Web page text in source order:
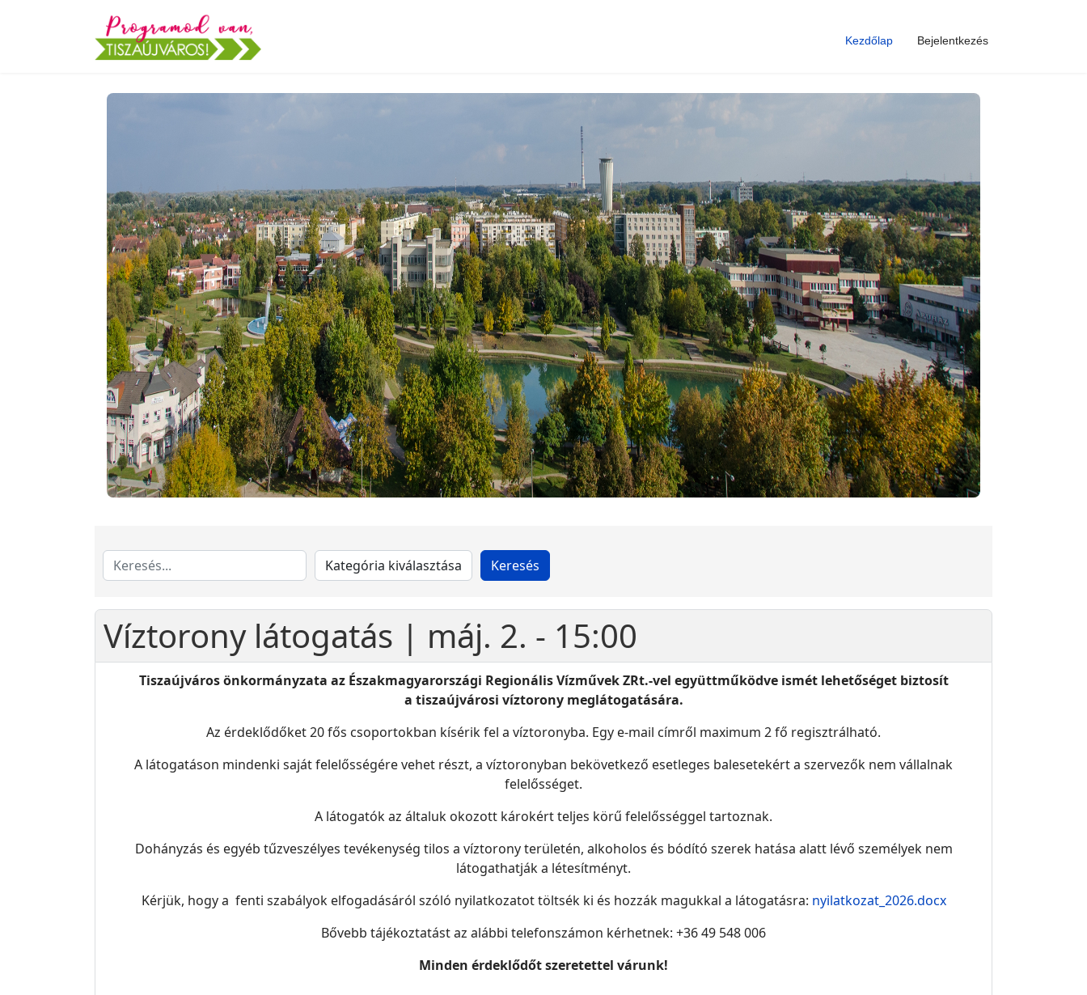
Kezdőlap Bejelentkezés
Víztorony látogatás | máj. 2. - 15:00
Tiszaújváros önkormányzata az Északmagyarországi Regionális Vízművek ZRt.-vel együttműködve ismét lehetőséget biztosít
a tiszaújvárosi víztorony meglátogatására.
Az érdeklődőket 20 fős csoportokban kísérik fel a víztoronyba. Egy e-mail címről maximum 2 fő regisztrálható.
A látogatáson mindenki saját felelősségére vehet részt, a víztoronyban bekövetkező esetleges balesetekért a szervezők nem vállalnak
felelősséget.
A látogatók az általuk okozott károkért teljes körű felelősséggel tartoznak.
Dohányzás és egyéb tűzveszélyes tevékenység tilos a víztorony területén, alkoholos és bódító szerek hatása alatt lévő személyek nem
látogathatják a létesítményt.
Kérjük, hogy a fenti szabályok elfogadásáról szóló nyilatkozatot töltsék ki és hozzák magukkal a látogatásra: nyilatkozat_2026.docx
Bővebb tájékoztatást az alábbi telefonszámon kérhetnek: +36 49 548 006
Minden érdeklődőt szeretettel várunk!